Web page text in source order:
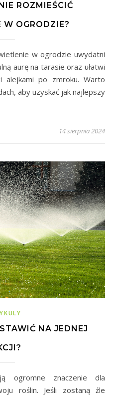
ROZMIEŚCIĆ
W OGRODZIE?
aurę na tarasie oraz ułatwi
alejkami po zmroku. Warto
aby uzyskać jak najlepszy
14 sierpnia 2024
NA JEDNEJ
roślin. Jeśli zostaną źle